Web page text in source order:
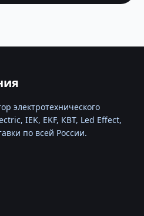
электротехнического
IEK, EKF, КВТ, Led Effect,
по всей России.